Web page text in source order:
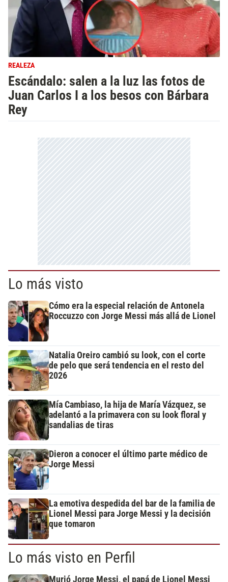
REALEZA
Escándalo: salen a la luz las fotos de
Juan Carlos I a los besos con Bárbara
Rey
Lo más visto
Cómo era la especial relación de Antonela
Roccuzzo con Jorge Messi más allá de Lionel
Natalia Oreiro cambió su look, con el corte
de pelo que será tendencia en el resto del
2026
Mía Cambiaso, la hija de María Vázquez, se
adelantó a la primavera con su look floral y
sandalias de tiras
Dieron a conocer el último parte médico de
Jorge Messi
La emotiva despedida del bar de la familia de
Lionel Messi para Jorge Messi y la decisión
que tomaron
Lo más visto en Perfil
Murió Jorge Messi, el papá de Lionel Messi